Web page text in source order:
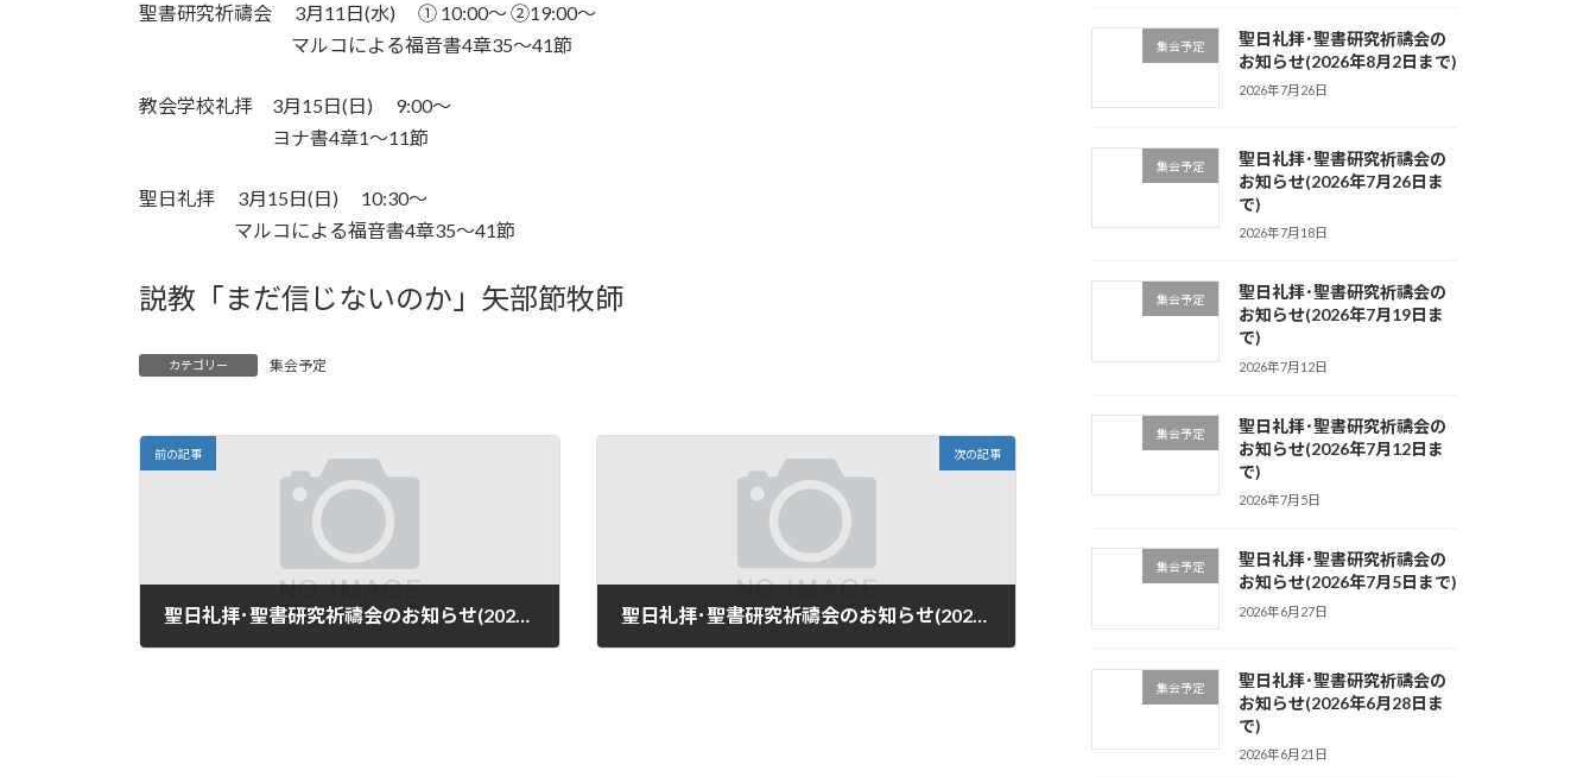
新
日
聖書研究祈禱会 3月11日(水) ① 10:00～ ②19:00～
マルコによる福音書4章35〜41節
教会学校礼拝 3月15日(日) 9:00～
ヨナ書4章1〜11節
聖日礼拝 3月15日(日) 10:30～
マルコによる福音書4章35〜41節
説教「まだ信じないのか」矢部節牧師
カテゴリー 集会予定
前の記事
聖日礼拝･聖書研究祈禱会のお知らせ(2026年3月8日まで)
次の記事
聖日礼拝･聖書研究祈禱会のお知らせ(2026年3月22日まで)
集会予定
聖日礼拝･聖書研究祈禱会の
お知らせ(2026年8月2日まで)
2026年7月26日
集会予定
聖日礼拝･聖書研究祈禱会の
お知らせ(2026年7月26日ま
で)
2026年7月18日
集会予定
聖日礼拝･聖書研究祈禱会の
お知らせ(2026年7月19日ま
で)
2026年7月12日
集会予定
聖日礼拝･聖書研究祈禱会の
お知らせ(2026年7月12日ま
で)
2026年7月5日
集会予定
聖日礼拝･聖書研究祈禱会の
お知らせ(2026年7月5日まで)
2026年6月27日
集会予定
聖日礼拝･聖書研究祈禱会の
お知らせ(2026年6月28日ま
で)
2026年6月21日